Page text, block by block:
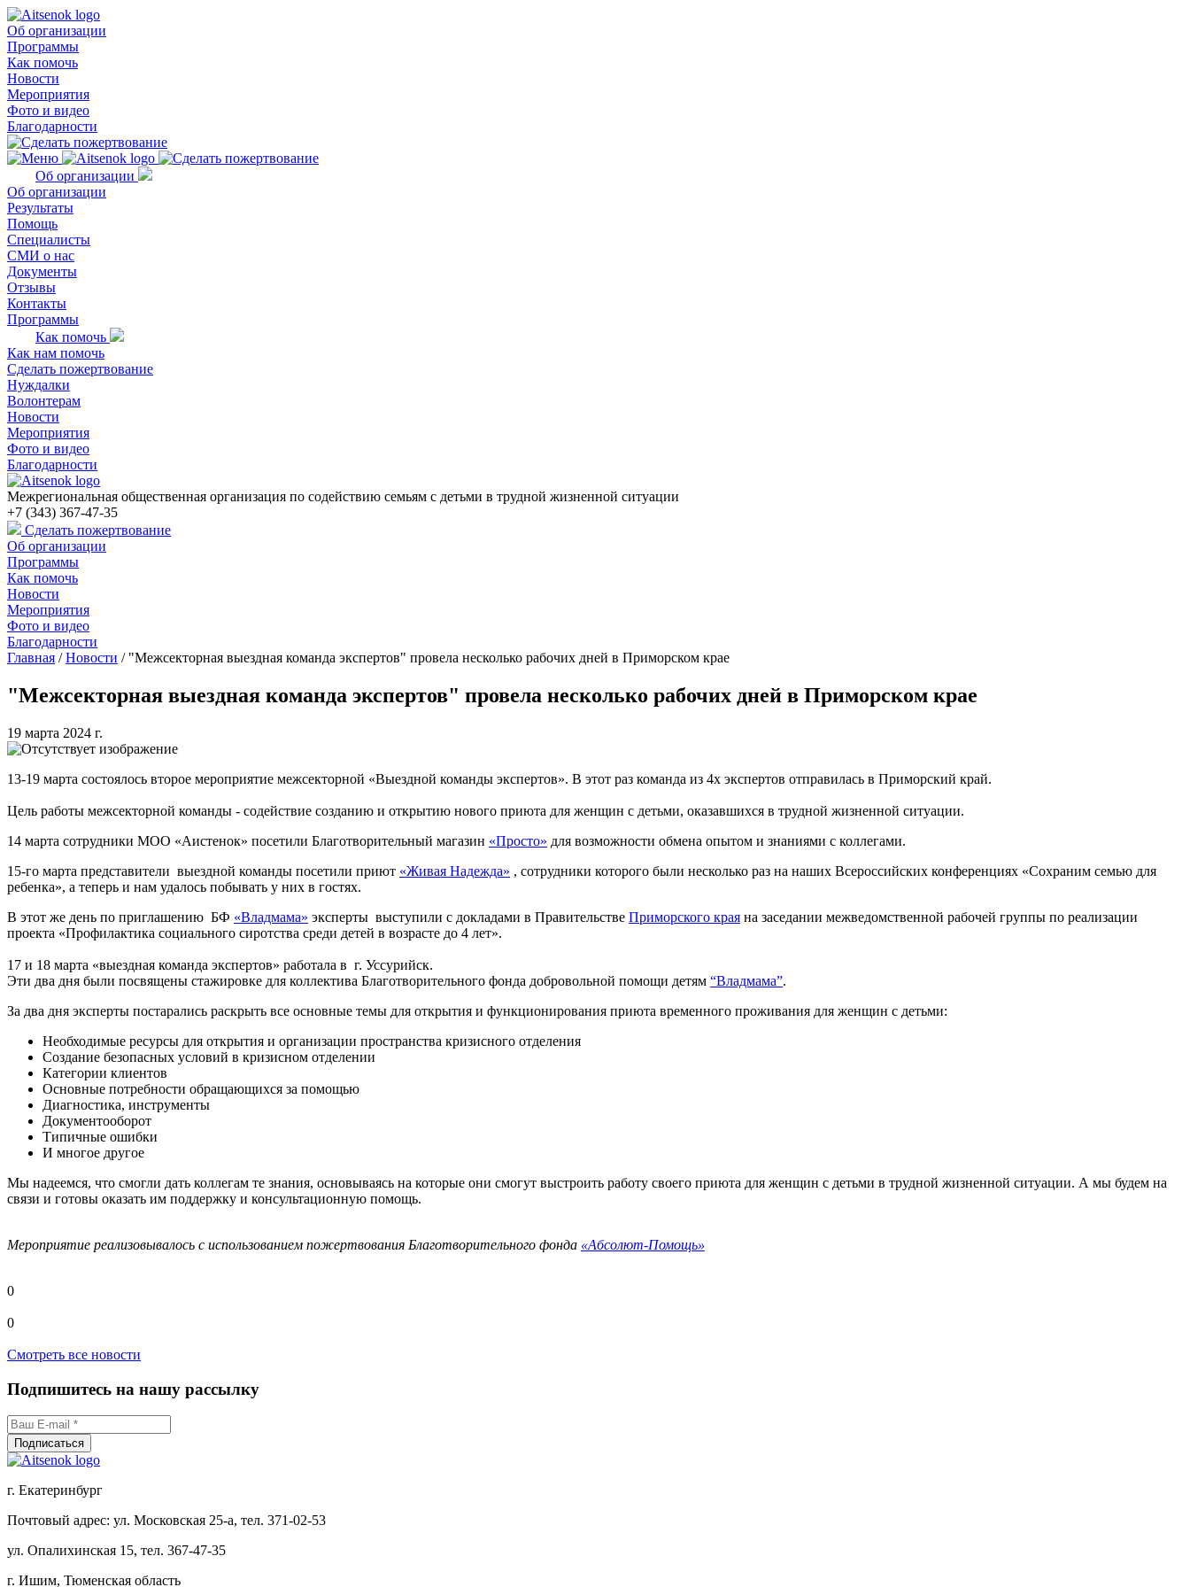
Об организации
Программы
Как помочь
Новости
Мероприятия
Фото и видео
Благодарности
Об организации
Об организации
Результаты
Помощь
Специалисты
СМИ о нас
Документы
Отзывы
Контакты
Программы
Как помочь
Как нам помочь
Сделать пожертвование
Нуждалки
Волонтерам
Новости
Мероприятия
Фото и видео
Благодарности
Межрегиональная общественная организация по содействию семьям с детьми в трудной жизненной ситуации
+7 (343) 367-47-35
Сделать пожертвование
Об организации
Программы
Как помочь
Новости
Мероприятия
Фото и видео
Благодарности
Главная /Новости / "Межсекторная выездная команда экспертов" провела несколько рабочих дней в Приморском крае
"Межсекторная выездная команда экспертов" провела несколько рабочих дней в Приморском крае
19 марта 2024 г.
13-19 марта состоялось второе мероприятие межсекторной «Выездной команды экспертов». В этот раз команда из 4х экспертов отправилась в Приморский край.
Цель работы межсекторной команды - содействие созданию и открытию нового приюта для женщин с детьми, оказавшихся в трудной жизненной ситуации.
14 марта сотрудники МОО «Аистенок» посетили Благотворительный магазин «Просто» для возможности обмена опытом и знаниями с коллегами.
15-го марта представители выездной команды посетили приют «Живая Надежда» , сотрудники которого были несколько раз на наших Всероссийских конференциях «Сохраним семью для
ребенка», а теперь и нам удалось побывать у них в гостях.
В этот же день по приглашению БФ «Владмама» эксперты выступили с докладами в Правительстве Приморского края на заседании межведомственной рабочей группы по реализации
проекта «Профилактика социального сиротства среди детей в возрасте до 4 лет».
17 и 18 марта «выездная команда экспертов» работала в г. Уссурийск.
Эти два дня были посвящены стажировке для коллектива Благотворительного фонда добровольной помощи детям “Владмама”.
За два дня эксперты постарались раскрыть все основные темы для открытия и функционирования приюта временного проживания для женщин с детьми:
Необходимые ресурсы для открытия и организации пространства кризисного отделения
Создание безопасных условий в кризисном отделении
Категории клиентов
Основные потребности обращающихся за помощью
Диагностика, инструменты
Документооборот
Типичные ошибки
И многое другое
Мы надеемся, что смогли дать коллегам те знания, основываясь на которые они смогут выстроить работу своего приюта для женщин с детьми в трудной жизненной ситуации. А мы будем на
связи и готовы оказать им поддержку и консультационную помощь.
Мероприятие реализовывалось с использованием пожертвования Благотворительного фонда «Абсолют-Помощь»
0
0
Смотреть все новости
Подпишитесь на нашу рассылку
г. Екатеринбург
Почтовый адрес: ул. Московская 25-а, тел. 371-02-53
ул. Опалихинская 15, тел. 367-47-35
г. Ишим, Тюменская область